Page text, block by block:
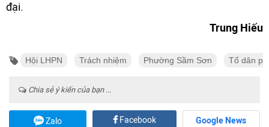
đại.
Trung Hiếu
Hội LHPN Trách nhiệm Phường Sầm Sơn Tổ dân
Chia sẻ ý kiến của bạn ...
Zalo Facebook Google News